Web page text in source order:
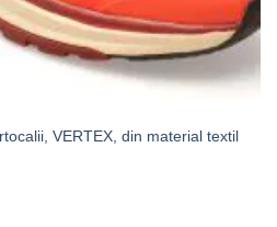
VERTEX, din material textil